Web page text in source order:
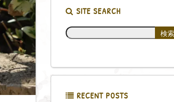
SITE SEARCH
RECENT POSTS